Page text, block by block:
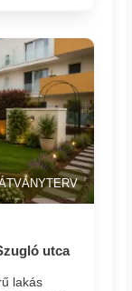
utca
lakás